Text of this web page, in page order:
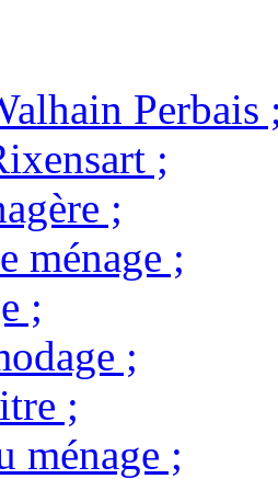
Perbais
;
;
ménage ;
;
;
;
ménage ;